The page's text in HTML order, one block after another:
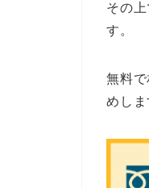
その
す。
無料
めしま